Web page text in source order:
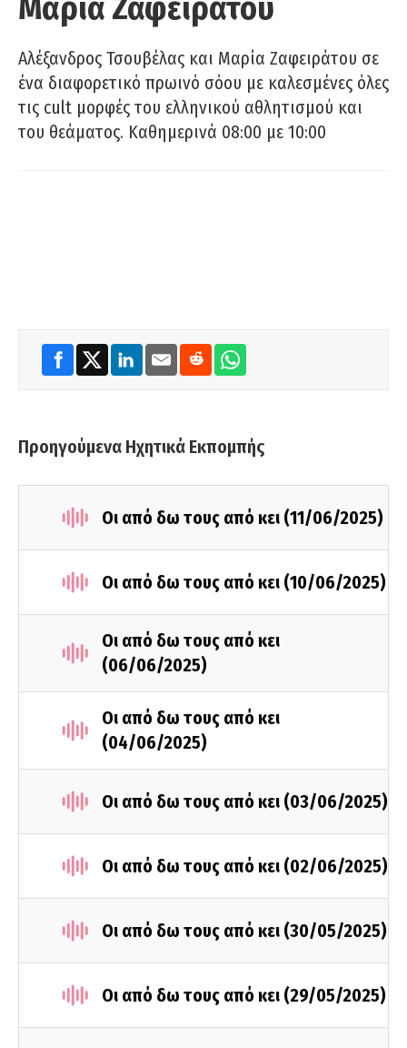
Μαρία Ζαφειράτου
Αλέξανδρος Τσουβέλας και Μαρία Ζαφειράτου σε
ένα διαφορετικό πρωινό σόου με καλεσμένες όλες
τις cult μορφές του ελληνικού αθλητισμού και
του θεάματος. Καθημερινά 08:00 με 10:00
Προηγούμενα Ηχητικά Εκπομπής
Οι από δω τους από κει (11/06/2025)
Οι από δω τους από κει (10/06/2025)
Οι από δω τους από κει
(06/06/2025)
Οι από δω τους από κει
(04/06/2025)
Οι από δω τους από κει (03/06/2025)
Οι από δω τους από κει (02/06/2025)
Οι από δω τους από κει (30/05/2025)
Οι από δω τους από κει (29/05/2025)